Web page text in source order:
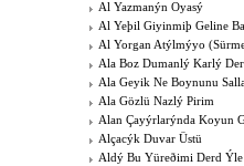
Al Yazmanýn Oyasý
Al Yeþil Giyinmiþ Geline
Al Yorgan Atýlmýyo
Ala Boz Dumanlý Karlý
Ala Geyik Ne Boynunu
Ala Gözlü Nazlý Pirim
Alan Çayýrlarýnda Koyun
Alçacýk Duvar Üstü
Aldý Bu Yüreðimi Derd